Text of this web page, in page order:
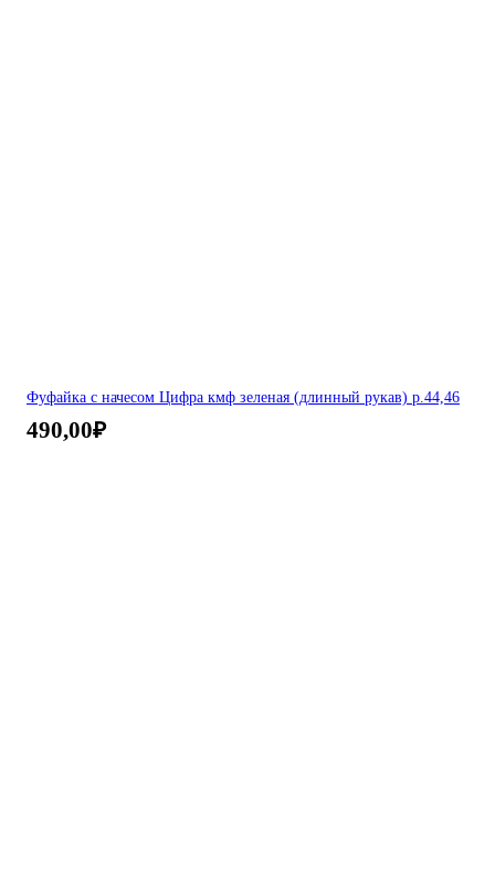
Фуфайка с начесом Цифра кмф зеленая (длинный рукав) р.44,46
490,00₽